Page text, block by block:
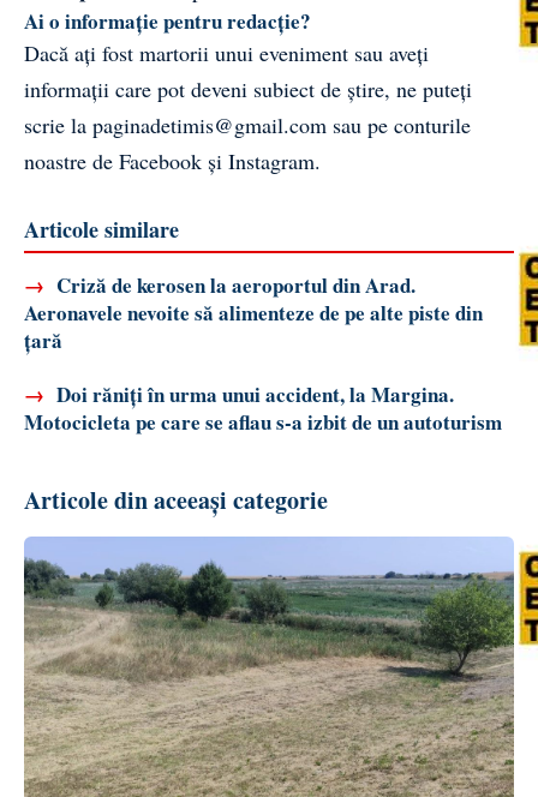
Ai o informație pentru redacție?
Dacă ați fost martorii unui eveniment sau aveți
informații care pot deveni subiect de știre, ne puteți
scrie la paginadetimis@gmail.com sau pe conturile
noastre de Facebook și Instagram.
Articole similare
→ Criză de kerosen la aeroportul din Arad.
Aeronavele nevoite să alimenteze de pe alte piste din
țară
→ Doi răniți în urma unui accident, la Margina.
Motocicleta pe care se aflau s-a izbit de un autoturism
Articole din aceeași categorie